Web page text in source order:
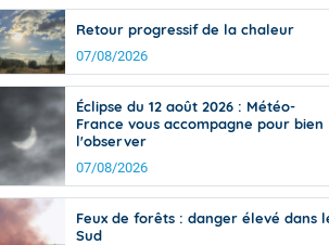
de
Phénomènes dangereux de J+2 à
Avertissement pluies intenses à
des communes (Apic)
Bulletins Marine
Bulletins d'estimation du risque
d'avalanche
Météo des forêts
Vigicrues
Retour progressif de la chaleur
07/08/2026
Éclipse du 12 août 2026 : Météo-
France vous accompagne pour bien
l'observer
07/08/2026
Feux de forêts : danger élevé dans
Sud